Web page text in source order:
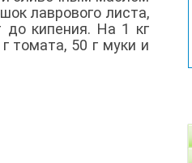
лаврового листа,
кипения. На 1 кг
томата, 50 г муки и